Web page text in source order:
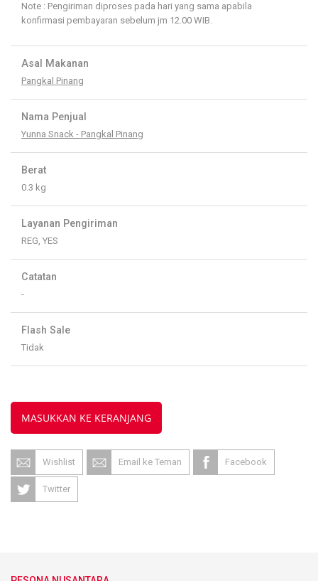
Note : Pengiriman diproses pada hari yang sama apabila
konfirmasi pembayaran sebelum jm 12.00 WIB.
Asal Makanan
Pangkal Pinang
Nama Penjual
Yunna Snack - Pangkal Pinang
Berat
0.3 kg
Layanan Pengiriman
REG, YES
Catatan
-
Flash Sale
Tidak
MASUKKAN KE KERANJANG
Wishlist Email ke Teman Facebook
Twitter